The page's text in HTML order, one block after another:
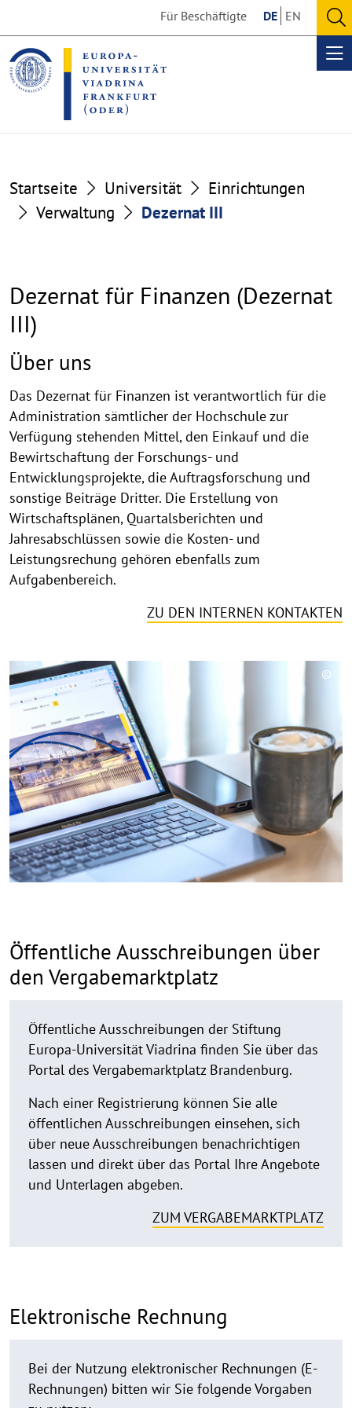
the
content
section
the
footer
section
Für Beschäftigte DE EN
Startseite Universität
Einrichtungen
Verwaltung
Dezernat III
Dezernat für Finanzen (Dezernat
III)
Über uns
Das Dezernat für Finanzen ist verantwortlich für die
Administration sämtlicher der Hochschule zur
Verfügung stehenden Mittel, den Einkauf und die
Bewirtschaftung der Forschungs- und
Entwicklungsprojekte, die Auftragsforschung und
sonstige Beiträge Dritter. Die Erstellung von
Wirtschaftsplänen, Quartalsberichten und
Jahresabschlüssen sowie die Kosten- und
Leistungsrechung gehören ebenfalls zum
Aufgabenbereich.
ZU DEN INTERNEN KONTAKTEN
©
Öffentliche Ausschreibungen über
den Vergabemarktplatz
Öffentliche Ausschreibungen der Stiftung
Europa-Universität Viadrina finden Sie über das
Portal des Vergabemarktplatz Brandenburg.
Nach einer Registrierung können Sie alle
öffentlichen Ausschreibungen einsehen, sich
über neue Ausschreibungen benachrichtigen
lassen und direkt über das Portal Ihre Angebote
und Unterlagen abgeben.
ZUM VERGABEMARKTPLATZ
Elektronische Rechnung
Bei der Nutzung elektronischer Rechnungen (E-
Rechnungen) bitten wir Sie folgende Vorgaben